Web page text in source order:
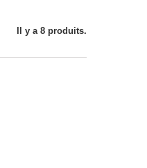
Il y a 8 produits.